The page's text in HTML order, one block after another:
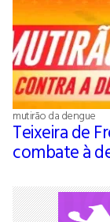
mutirão da dengue
Teixeira de
combate à